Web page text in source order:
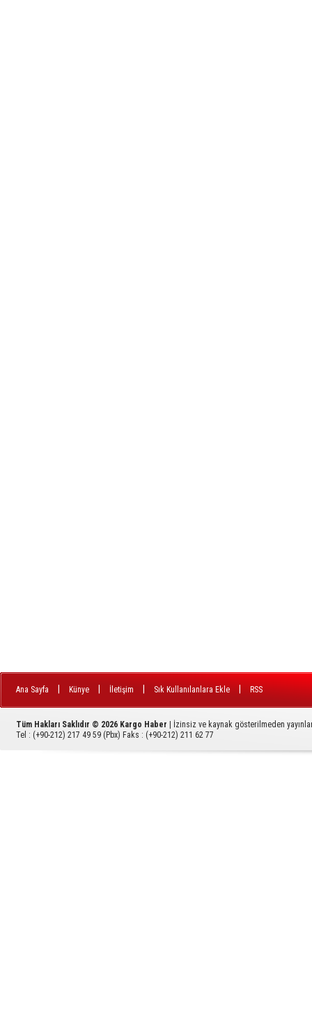
Ana Sayfa Künye İletişim Sık Kullanılanlara Ekle RSS
Tüm Hakları Saklıdır © 2026 Kargo Haber | İzinsiz ve kaynak gösterilmeden
Tel : (+90-212) 217 49 59 (Pbx) Faks : (+90-212) 211 62 77